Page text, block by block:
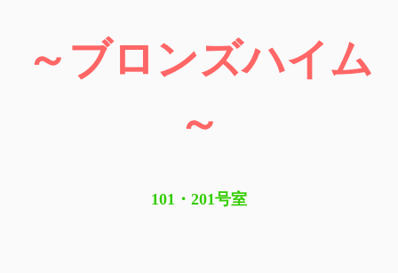
～ブロンズハイム
～
101・201号室